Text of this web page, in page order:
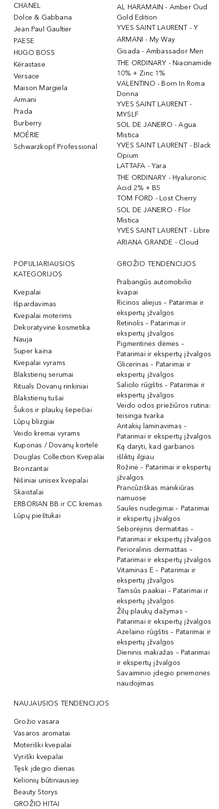
CHANEL
Dolce & Gabbana
Jean Paul Gaultier
PAESE
HUGO BOSS
Kérastase
Versace
Maison Margiela
Armani
Prada
Burberry
MOÉRIE
Schwarzkopf Professional
AL HARAMAIN - Amber Oud
Gold Edition
YVES SAINT LAURENT - Y
ARMANI - My Way
Gisada - Ambassador Men
THE ORDINARY - Niacinamide
10% + Zinc 1%
VALENTINO - Born In Roma
Donna
YVES SAINT LAURENT -
MYSLF
SOL DE JANEIRO - Agua
Mistica
YVES SAINT LAURENT - Black
Opium
LATTAFA - Yara
THE ORDINARY - Hyaluronic
Acid 2% + B5
TOM FORD - Lost Cherry
SOL DE JANEIRO - Flor
Mistica
YVES SAINT LAURENT - Libre
ARIANA GRANDE - Cloud
POPULIARIAUSIOS
KATEGORIJOS
Kvepalai
Išpardavimas
Kvepalai moterims
Dekoratyvinė kosmetika
Nauja
Super kaina
Kvepalai vyrams
Blakstienų serumai
Rituals Dovanų rinkiniai
Blakstienų tušai
Šukos ir plaukų šepečiai
Lūpų blizgiai
Veido kremai vyrams
Kuponas / Dovanų kortelė
Douglas Collection Kvepalai
Bronzantai
Nišiniai unisex kvepalai
Skaistalai
ERBORIAN BB ir CC kremas
Lūpų pieštukai
GROŽIO TENDENCIJOS
Prabangūs automobilio
kvapai
Ricinos aliejus – Patarimai ir
ekspertų įžvalgos
Retinolis – Patarimai ir
ekspertų įžvalgos
Pigmentinės dėmės –
Patarimai ir ekspertų įžvalgos
Glicerinas – Patarimai ir
ekspertų įžvalgos
Salicilo rūgštis – Patarimai ir
ekspertų įžvalgos
Veido odos priežiūros rutina:
teisinga tvarka
Antakių laminavimas –
Patarimai ir ekspertų įžvalgos
Ką daryti, kad garbanos
išliktų ilgiau
Rožinė – Patarimai ir ekspertų
įžvalgos
Prancūziškas manikiūras
namuose
Saulės nudegimai – Patarimai
ir ekspertų įžvalgos
Seborėjinis dermatitas –
Patarimai ir ekspertų įžvalgos
Perioralinis dermatitas –
Patarimai ir ekspertų įžvalgos
Vitaminas E – Patarimai ir
ekspertų įžvalgos
Tamsūs paakiai – Patarimai ir
ekspertų įžvalgos
Žilų plaukų dažymas –
Patarimai ir ekspertų įžvalgos
Azelaino rūgštis – Patarimai ir
ekspertų įžvalgos
Dieninis makiažas – Patarimai
ir ekspertų įžvalgos
Savaiminio įdegio priemonės
naudojimas
NAUJAUSIOS TENDENCIJOS
Grožio vasara
Vasaros aromatai
Moteriški kvepalai
Vyriški kvepalai
Tęsk įdegio dienas
Kelionių būtiniausieji
Beauty Storys
GROŽIO HITAI